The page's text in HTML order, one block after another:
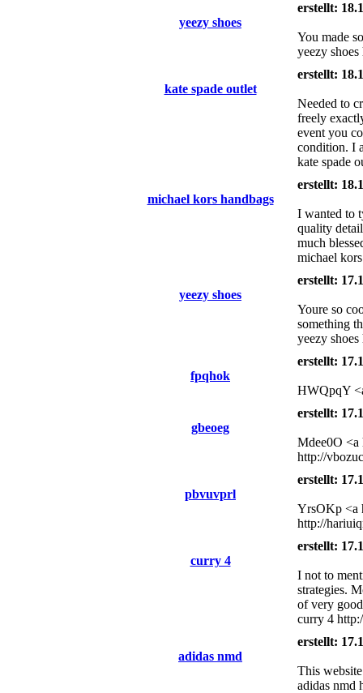
yeezy shoes
erstellt:
You made
yeezy
kate spade outlet
erstellt:
Needed to
freely
event you
condition. I
kate spade
michael kors handbags
erstellt:
I wanted to
quality
much
michael
yeezy shoes
erstellt:
Youre so
something
yeezy
fpqhok
erstellt:
HWQpqY
gbeoeg
erstellt:
Mdee0O
http://
pbvuvprl
erstellt:
YrsOKp <a
http://
curry 4
erstellt:
I not to
strategies.
of very
curry 4
adidas nmd
erstellt:
This
adidas nmd